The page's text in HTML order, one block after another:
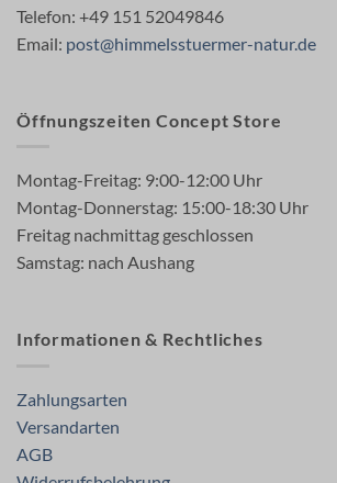
Telefon: +49 151 52049846
Email: post@himmelsstuermer-natur.de
Öffnungszeiten Concept Store
Montag-Freitag: 9:00-12:00 Uhr
Montag-Donnerstag: 15:00-18:30 Uhr
Freitag nachmittag geschlossen
Samstag: nach Aushang
Informationen & Rechtliches
Zahlungsarten
Versandarten
AGB